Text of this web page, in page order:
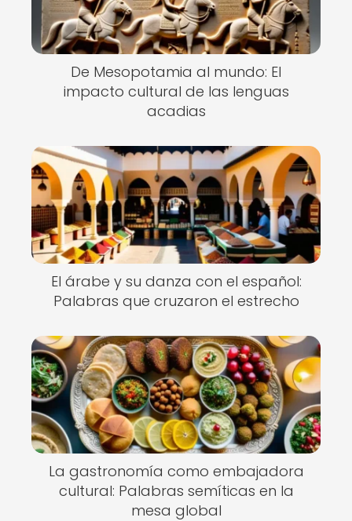
De Mesopotamia al mundo: El
impacto cultural de las lenguas
acadias
El árabe y su danza con el español:
Palabras que cruzaron el estrecho
La gastronomía como embajadora
cultural: Palabras semíticas en la
mesa global